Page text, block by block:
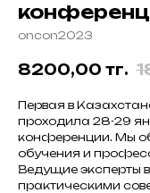
oncon2023
8200,00 тг.
Первая в
проходила 28-29
конференции. Мы
обучения и
Ведущие эксперты
практическими